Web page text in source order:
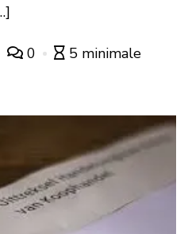
0
5 minimale